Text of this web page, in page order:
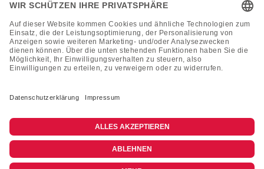
AGB
Impressum
Vertrag widerrufen
KONTAKT
Montag-Freitag 10:00-18:00 Uhr
shop@dienadel.de
Kieler Str. 18 - 41540 Dormagen